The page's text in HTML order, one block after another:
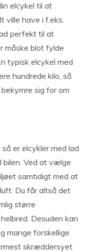
elcykel til at
ville have i f.eks.
perfekt til at
måske blot fylde
typisk elcykel med
hundrede kilo, så
sig for om
er elcykler med lad
bilen. Ved at vælge
samtidigt med at
Du får altså det
større
Desuden kan
mange forskellige
skræddersyet